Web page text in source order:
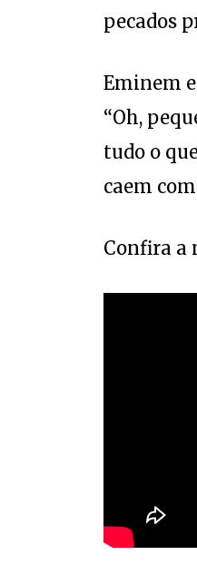
pecados
Eminem
“Oh,
tudo o
caem
Confira a